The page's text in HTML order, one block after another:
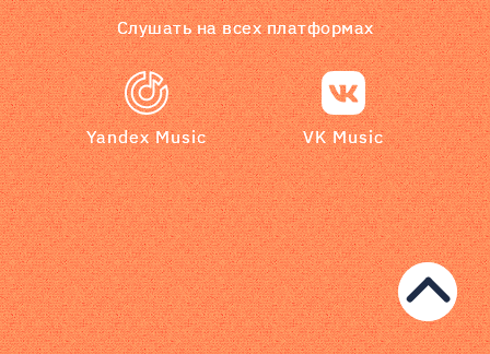
Слушать на всех платформах
Yandex Music VK Music